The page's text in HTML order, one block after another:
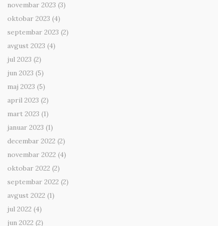
novembar 2023 (3)
oktobar 2023 (4)
septembar 2023 (2)
avgust 2023 (4)
jul 2023 (2)
jun 2023 (5)
maj 2023 (5)
april 2023 (2)
mart 2023 (1)
januar 2023 (1)
decembar 2022 (2)
novembar 2022 (4)
oktobar 2022 (2)
septembar 2022 (2)
avgust 2022 (1)
jul 2022 (4)
jun 2022 (2)